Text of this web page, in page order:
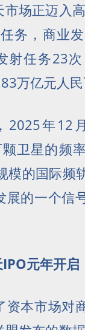
场正迈入
务，商业
射任务23
万亿元人
2025年12
颗卫星的频
模的国际频
展的一个信
元年开启
资本市场对